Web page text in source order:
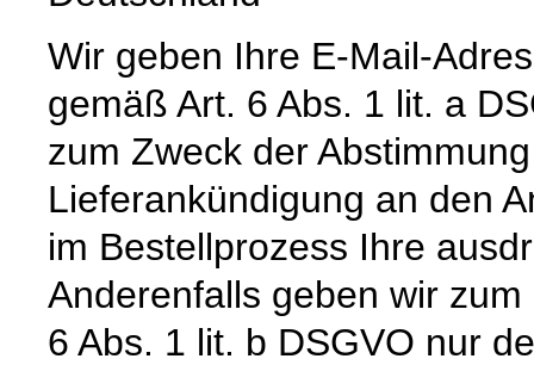
Wir geben Ihre E-Mail-
gemäß Art. 6 Abs. 1 lit. a
zum Zweck der
Lieferankündigung an den
im Bestellprozess Ihre
Anderenfalls geben wir
6 Abs. 1 lit. b DSGVO nur